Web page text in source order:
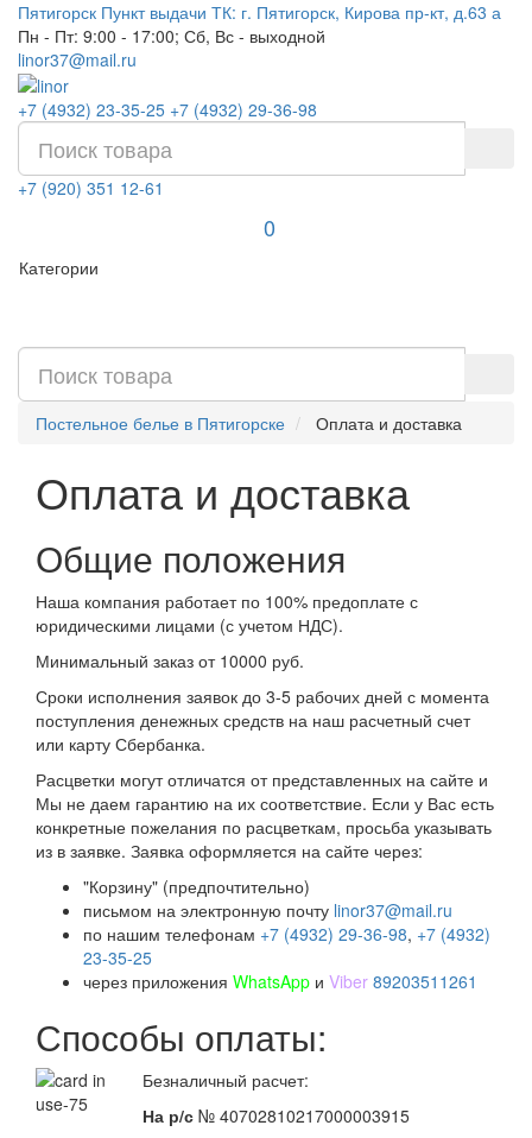
Пятигорск Пункт выдачи ТК: г. Пятигорск, Кирова пр-кт, д.63 а
Пн - Пт: 9:00 - 17:00; Сб, Вс - выходной
linor37@mail.ru
+7 (4932) 23-35-25 +7 (4932) 29-36-98
+7 (920) 351 12-61
0
Категории
Постельное белье в Пятигорске Оплата и доставка
Оплата и доставка
Общие положения
Наша компания работает по 100% предоплате с
юридическими лицами (с учетом НДС).
Минимальный заказ от 10000 руб.
Сроки исполнения заявок до 3-5 рабочих дней с момента
поступления денежных средств на наш расчетный счет
или карту Сбербанка.
Расцветки могут отличатся от представленных на сайте и
Мы не даем гарантию на их соответствие. Если у Вас есть
конкретные пожелания по расцветкам, просьба указывать
из в заявке. Заявка оформляется на сайте через:
"Корзину" (предпочтительно)
письмом на электронную почту linor37@mail.ru
по нашим телефонам +7 (4932) 29-36-98, +7 (4932)
23-35-25
через приложения WhatsApp и Viber 89203511261
Способы оплаты:
Безналичный расчет:
На р/с № 40702810217000003915